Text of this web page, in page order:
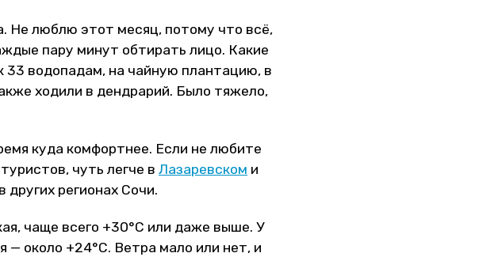
Не люблю этот месяц, потому что всё,
пару минут обтирать лицо. Какие
33 водопадам, на чайную плантацию, в
ходили в дендрарий. Было тяжело,
куда комфортнее. Если не любите
чуть легче вЛазаревском и
других регионах Сочи.
чаще всего +30°С или даже выше. У
— около +24°С. Ветра мало или нет, и